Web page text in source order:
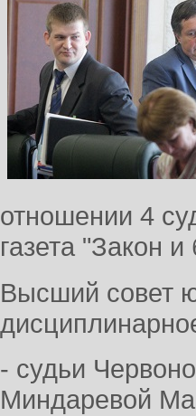
отношении 4
газета "Закон и
Высший совет
- судьи
Миндаревой